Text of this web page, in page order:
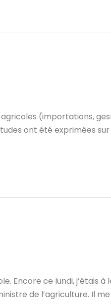
(importations,
ont été exprimées
Encore ce lundi, j’étais à
de l’agriculture. Il